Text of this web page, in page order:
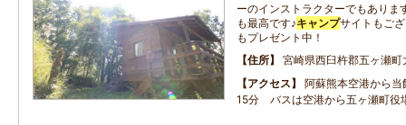
ーのインストラクターでもありま
も最高です♪キャンプサイトもご
もプレゼント中！
住所
宮崎県西臼杵郡五ヶ瀬町
アクセス
阿蘇熊本空港から
15分 バスは空港から五ヶ瀬町役